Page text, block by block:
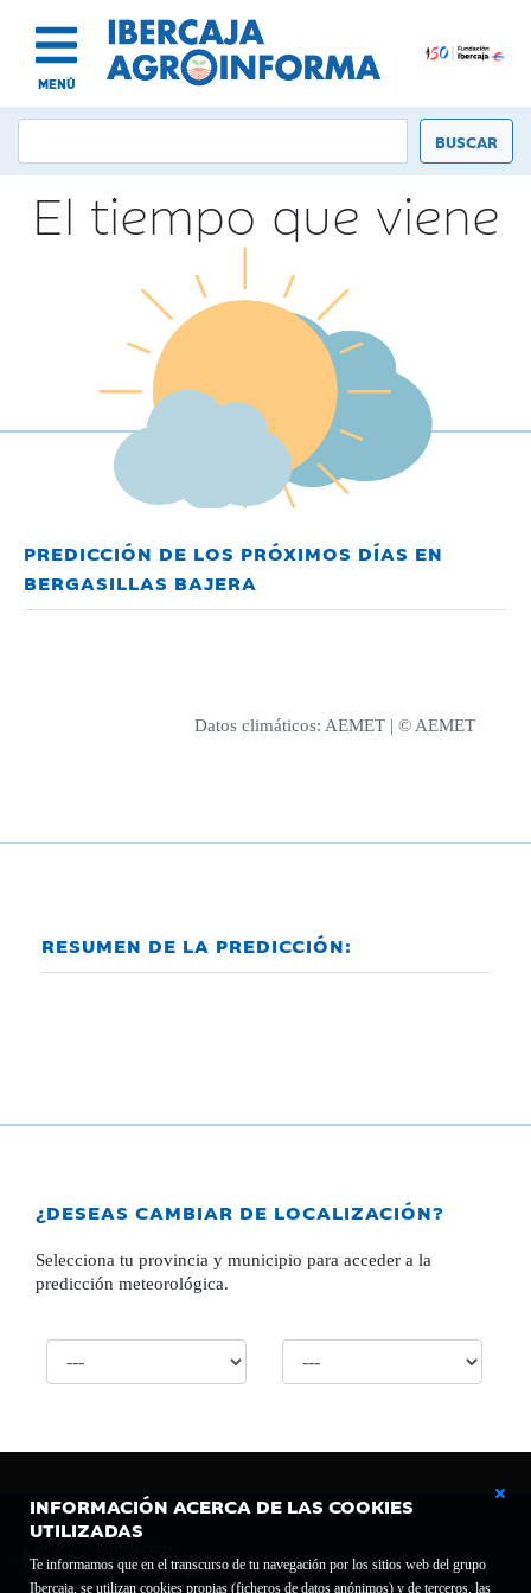
MENÚ
INFORMACIÓN ACERCA DE LAS COOKIES
UTILIZADAS
Te informamos que en el transcurso de tu navegación por los sitios web del grupo
Ibercaja, se utilizan cookies propias (ficheros de datos anónimos) y de terceros, las
El tiempo que viene
PREDICCIÓN DE LOS PRÓXIMOS DÍAS EN
BERGASILLAS BAJERA
Datos climáticos: AEMET | © AEMET
RESUMEN DE LA PREDICCIÓN:
¿DESEAS CAMBIAR DE LOCALIZACIÓN?
Selecciona tu provincia y municipio para acceder a la
predicción meteorológica.